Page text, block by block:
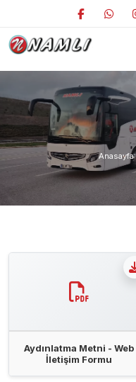
Anasayfa
Aydınlatma Metni - Web
İletişim Formu